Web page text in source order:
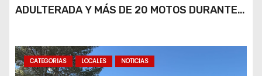
ADULTERADA Y MÁS DE 20 MOTOS DURANTE
CATEGORIAS LOCALES NOTICIAS